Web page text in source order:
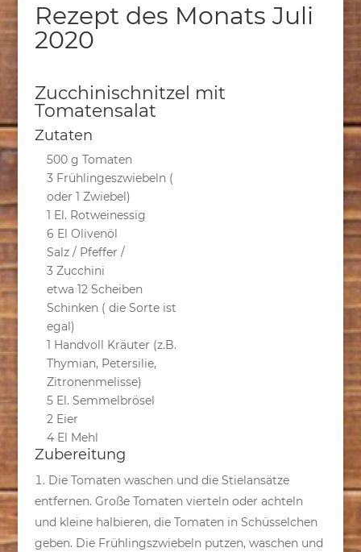
Rezept des Monats Juli
2020
Zucchinischnitzel mit
Tomatensalat
Zutaten
500 g Tomaten
3 Frühlingeszwiebeln (
oder 1 Zwiebel)
1 El. Rotweinessig
6 El Olivenöl
Salz / Pfeffer /
3 Zucchini
etwa 12 Scheiben
Schinken ( die Sorte ist
egal)
1 Handvoll Kräuter (z.B.
Thymian, Petersilie,
Zitronenmelisse)
5 El. Semmelbrösel
2 Eier
4 El Mehl
Zubereitung
Die Tomaten waschen und die Stielansätze
entfernen. Große Tomaten vierteln oder achteln
und kleine halbieren, die Tomaten in Schüsselchen
geben. Die Frühlingszwiebeln putzen, waschen und